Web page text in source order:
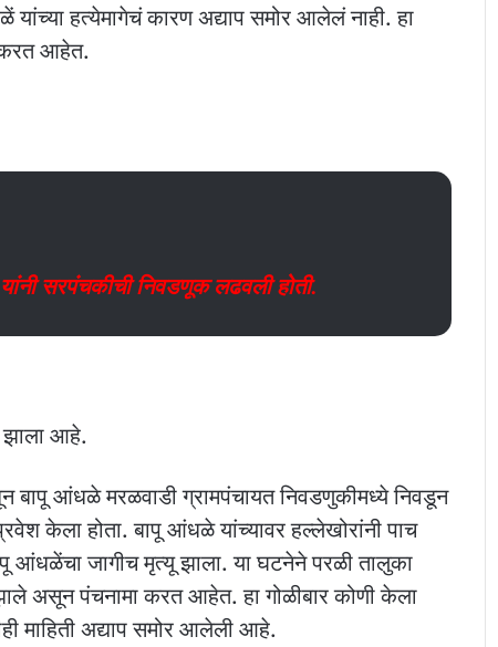
हत्येमागेचं कारण अद्याप समोर आलेलं नाही. हा
करत आहेत.
सरपंचकीची निवडणूक लढवली होती.
झाला आहे.
बापू आंधळे मरळवाडी ग्रामपंचायत निवडणुकीमध्ये निवडून
केला होता. बापू आंधळे यांच्यावर हल्लेखोरांनी पाच
आंधळेंचा जागीच मृत्यू झाला. या घटनेने परळी तालुका
असून पंचनामा करत आहेत. हा गोळीबार कोणी केला
माहिती अद्याप समोर आलेली आहे.